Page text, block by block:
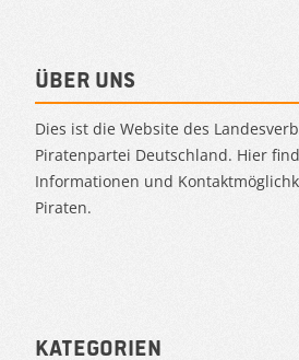
Über uns
Dies ist die Website des
Piratenpartei Deutschland. Hier
Informationen und
Piraten.
Kategorien